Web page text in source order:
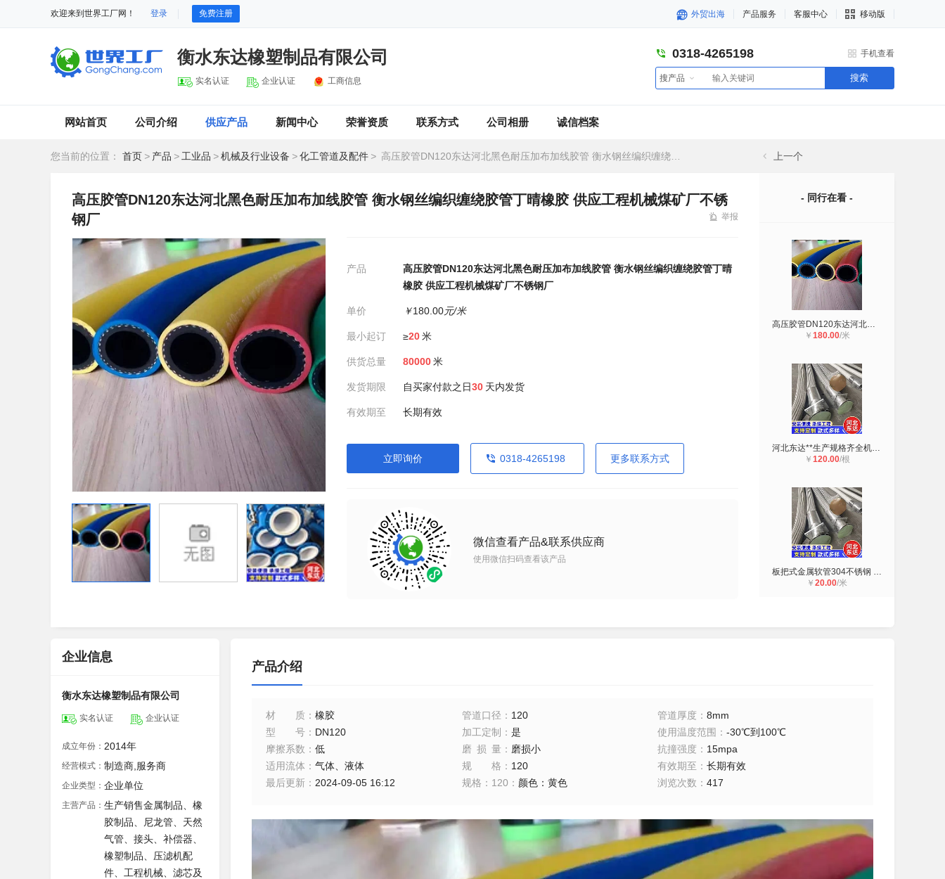
欢迎来到世界工厂网！ 登录 免费注册 外贸出海 产品服务 客服中心 移动版
衡水东达橡塑制品有限公司
实名认证 企业认证 工商信息
0318-4265198 手机查看
搜产品 搜索
网站首页 公司介绍 供应产品 新闻中心 荣誉资质 联系方式 公司相册 诚信档案
您当前的位置： 首页 > 产品 > 工业品 >机械及行业设备 >化工管道及配件 > 高压胶管DN120东达河北黑色耐压加布加线胶管 衡水钢丝编织缠绕胶管丁晴橡胶 供应工程机械煤矿厂不锈钢厂 上一个
高压胶管DN120东达河北黑色耐压加布加线胶管 衡水钢丝编织缠绕胶管丁晴橡胶 供应工程机械煤矿厂不锈
钢厂
举报
产品
高压胶管DN120东达河北黑色耐压加布加线胶管 衡水钢丝编织缠绕胶管丁晴
橡胶 供应工程机械煤矿厂不锈钢厂
单价 ￥180.00元/米
最小起订 ≥20米
供货总量 80000米
发货期限 自买家付款之日30 天内发货
有效期至 长期有效
立即询价 0318-4265198 更多联系方式
微信查看产品&联系供应商
使用微信扫码查看该产品
- 同行在看 -
高压胶管DN120东达河北黑色耐压加布
￥ 180.00/米
河北东达**生产规格齐全机械设备信
￥ 120.00/根
板把式金属软管304不锈钢 焊接螺纹金
￥ 20.00/米
企业信息
衡水东达橡塑制品有限公司
实名认证 企业认证
成立年份： 2014年
经营模式： 制造商,服务商
企业类型： 企业单位
主营产品： 生产销售金属制品、橡
胶制品、尼龙管、天然
气管、接头、补偿器、
橡塑制品、压滤机配
件、工程机械、滤芯及
产品介绍
材质 ： 橡胶 管道口径 ： 120 管道厚度 ：8mm
型号 ： DN120 加工定制 ： 是 使用温度范围 ：-30℃到100℃
摩擦系数 ： 低 磨损量： 磨损小 抗撞强度 ： 15mpa
适用流体 ： 气体、液体 规格 ： 120 有效期至 ：长期有效
最后更新 ： 2024-09-05 16:12 规格：120 ： 颜色：黄色 浏览次数 ：417